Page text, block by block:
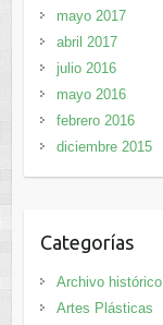
mayo 2017
abril 2017
julio 2016
mayo 2016
febrero 2016
diciembre 2015
Categorías
Archivo histórico
Artes Plásticas